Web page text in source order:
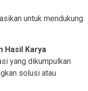
untuk mendukung
Hasil Karya
yang dikumpulkan
solusi atau